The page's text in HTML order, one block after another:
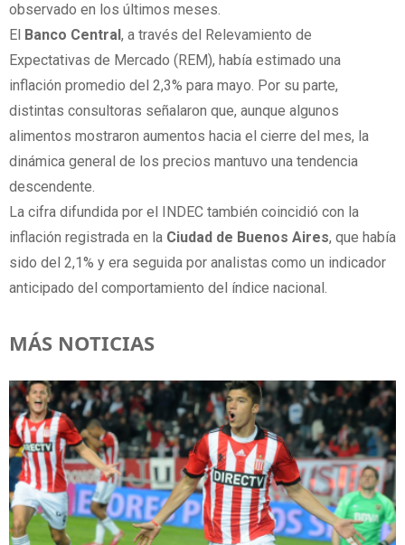
observado en los últimos meses.
El Banco Central , a través del Relevamiento de
Expectativas de Mercado (REM), había estimado una
inflación promedio del 2,3% para mayo. Por su parte,
distintas consultoras señalaron que, aunque algunos
alimentos mostraron aumentos hacia el cierre del mes, la
dinámica general de los precios mantuvo una tendencia
descendente.
La cifra difundida por el INDEC también coincidió con la
inflación registrada en la Ciudad de Buenos Aires, que había
sido del 2,1% y era seguida por analistas como un indicador
anticipado del comportamiento del índice nacional.
MÁS NOTICIAS